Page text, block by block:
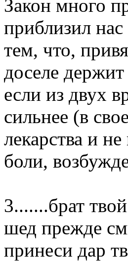
Закон много
приблизил
тем, что,
доселе
если из двух
сильнее (в
лекарства и
боли,
3.......брат
шед прежде
принеси дар